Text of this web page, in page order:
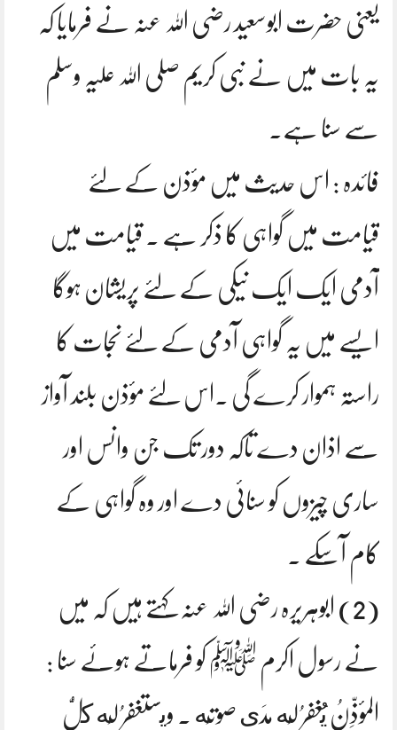
یعنی حضرت ابوسعید رضی اللہ عنہ نے فرمایا کہ
یہ بات میں نے نبی کریم صلی اللہ علیہ وسلم
سے سنا ہے۔
فائدہ : اس حدیث میں مؤذن کے لئے
قیامت میں گواہی کا ذکر ہے ۔ قیامت میں
آدمی ایک ایک نیکی کے لئے پریشان ہوگا
ایسے میں یہ گواہی آدمی کے لئے نجات کا
راستہ ہموار کرے گی ۔اس لئے مؤذن بلند آواز
سے اذان دے تاکہ دور تک جن وانس اور
ساری چیزوں کو سنائی دے اور وہ گواہی کے
کام آسکے ۔
(2) ابوہریرہ رضی اللہ عنہ کہتے ہیں کہ میں
نے رسول اکرم ﷺ کو فرماتے ہوئے سنا :
المؤذِّنُ يُغفرُ لَه مدَى صوتِه . ويستغفرُ لَه كلُّ